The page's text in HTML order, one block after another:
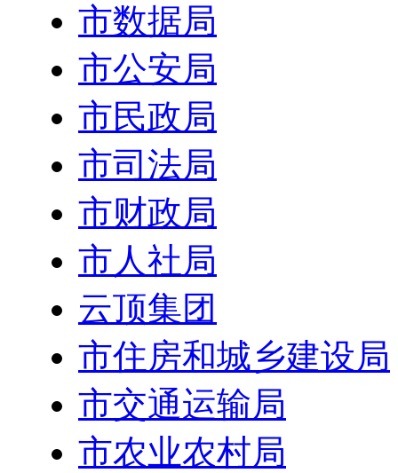
市数据局
市公安局
市民政局
市司法局
市财政局
市人社局
云顶集团
市住房和城乡建设局
市交通运输局
市农业农村局